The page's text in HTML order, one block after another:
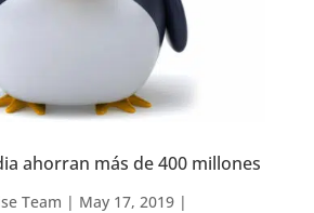
ahorran más de 400 millones
Team | May 17, 2019|